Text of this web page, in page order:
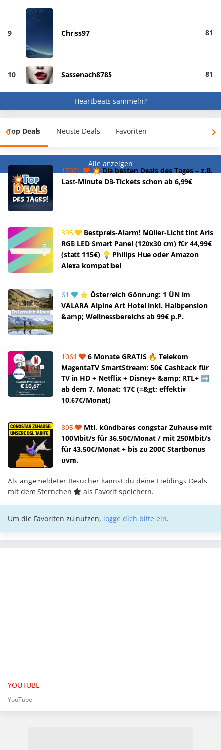
9 Chriss97 81
10 Sassenach8785 81
Heartbeats sammeln?
Top Deals Neuste Deals Favoriten
Alle anzeigen
17071
💥 Die besten Deals des Tages – z.B.
Last-Minute DB-Tickets schon ab 6,99€
395
Bestpreis-Alarm! Müller-Licht tint Aris
RGB LED Smart Panel (120x30 cm) für 44,99€
(statt 115€) 💡 Philips Hue oder Amazon
Alexa kompatibel
61
⭐ Österreich Gönnung: 1 ÜN im
VALARA Alpine Art Hotel inkl. Halbpension
&amp; Wellnessbereichs ab 99€ p.P.
1064
6 Monate GRATIS 🔥 Telekom
MagentaTV SmartStream: 50€ Cashback für
TV in HD + Netflix + Disney+ &amp; RTL+ ➡️
ab dem 7. Monat: 17€ (=&gt; effektiv
10,67€/Monat)
895
Mtl. kündbares congstar Zuhause mit
100Mbit/s für 36,50€/Monat / mit 250Mbit/s
für 43,50€/Monat + bis zu 200€ Startbonus
uvm.
Als angemeldeter Besucher kannst du deine Lieblings-Deals
mit dem Sternchen
als Favorit speichern.
Um die Favoriten zu nutzen, logge dich bitte ein.
YOUTUBE
YouTube